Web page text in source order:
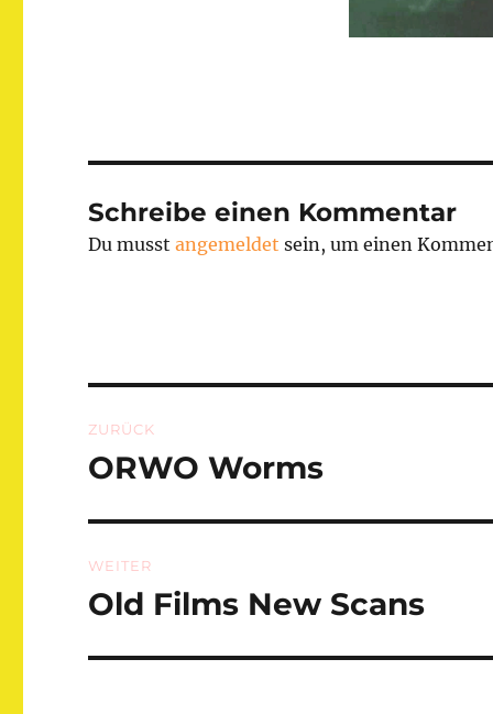
Schreibe einen Kommentar
Du musstangemeldet sein, um einen
ZURÜCK
Vorheriger
ORWO Worms
WEITER
Nächster
Old Films New Scans